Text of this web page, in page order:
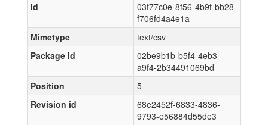
Id
03f77c0e-8f56-4b9f-bb28-
f706fd4a4e1a
Mimetype
text/csv
Package id
02be9b1b-b5f4-4eb3-
a9f4-2b34491069bd
Position
5
Revision id
68e2452f-6833-4836-
9793-e56884d55de3